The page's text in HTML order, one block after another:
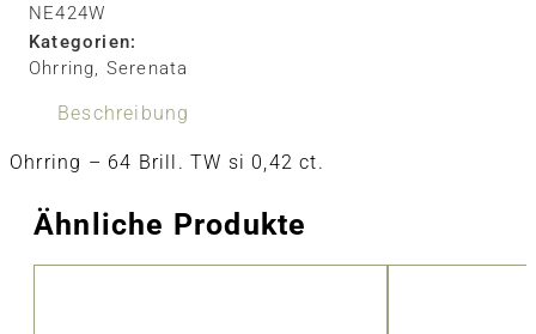
NE424W
Kategorien:
Ohrring, Serenata
Beschreibung
Ohrring – 64 Brill. TW si 0,42 ct.
Ähnliche Produkte